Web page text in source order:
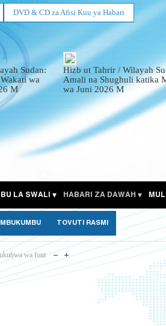
DVD & CD za Afisi Kuu ya Habari
Sudan:
wa
M
Hizb ut Tahrir / Wilayah
Amali na Shughuli katika
wa Juni 2026 M
LA SWALI HABARI ZA DAWAH
TOVUTI RASMI
ukubwa wa font